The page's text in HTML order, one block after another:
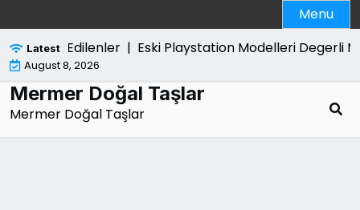
to
content
Menu
Latest
Merak Edilenler |Eski Playstation Modelleri Degerli
August 8, 2026
Mermer Doğal Taşlar
Mermer Doğal Taşlar